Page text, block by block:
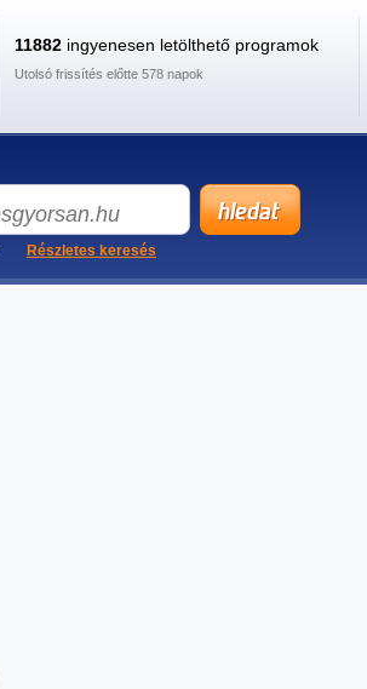
11882 ingyenesen letölthető programok
Utolsó frissítés előtte 578 napok
Részletes keresés